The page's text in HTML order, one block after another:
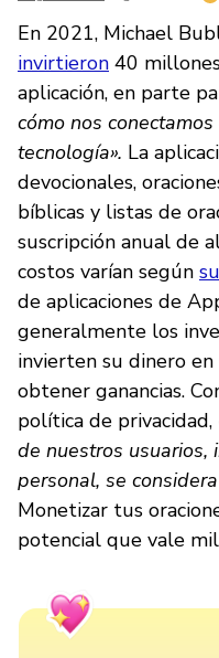
En 2021, Michael
invirtieron 40
aplicación, en parte
cómo nos
tecnología». La
devocionales,
bíblicas y listas de
suscripción anual de
costos varían según
de aplicaciones de
generalmente los
invierten su dinero
obtener ganancias.
política de privacidad,
de nuestros usuarios,
personal, se
Monetizar tus
potencial que vale